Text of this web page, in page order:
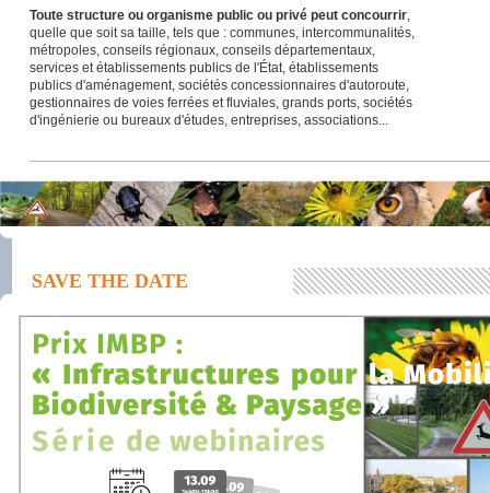
Toute structure ou organisme public ou privé peut concourrir,
quelle que soit sa taille, tels que : communes, intercommunalités,
métropoles, conseils régionaux, conseils départementaux,
services et établissements publics de l'État, établissements
publics d'aménagement, sociétés concessionnaires d'autoroute,
gestionnaires de voies ferrées et fluviales, grands ports, sociétés
d'ingénierie ou bureaux d'études, entreprises, associations...
SAVE THE DATE